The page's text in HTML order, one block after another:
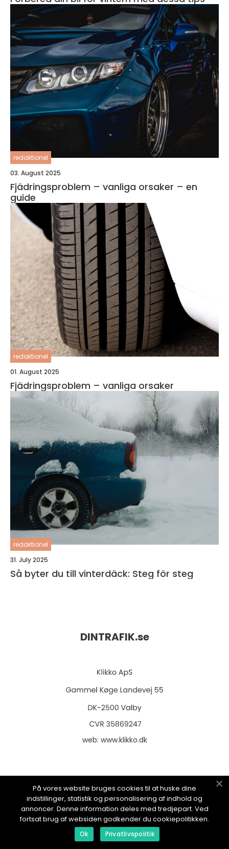
redaktionel
03. August 2025
Fjädringsproblem – vanliga orsaker – en
guide
redaktionel
01. August 2025
Fjädringsproblem – vanliga orsaker
redaktionel
31. July 2025
Så byter du till vinterdäck: Steg för steg
DINTRAFIK.se
web: www.klikko.dk
Menu
Annonsering
Om oss
På vores website bruges cookies til at huske dine
indstillinger, statistik og personalisering af indhold og
annoncer. Denne information deles med tredjepart. Ved
fortsat brug af websiden godkender du cookiepolitikken.
Ok Privatlivspolitik